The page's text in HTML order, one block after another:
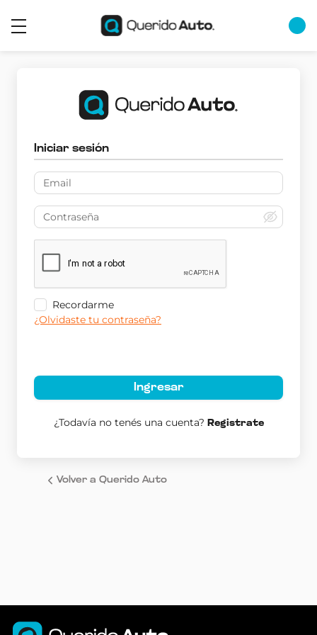
Iniciar sesión
Recordarme
¿Olvidaste tu contraseña?
Ingresar
¿Todavía no tenés una cuenta? Registrate
Volver a Querido Auto